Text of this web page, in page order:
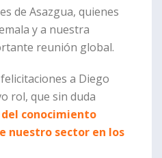
de Asazgua, quienes
y a nuestra
reunión global.
a Diego
rol, que sin duda
conocimiento
nuestro sector en los